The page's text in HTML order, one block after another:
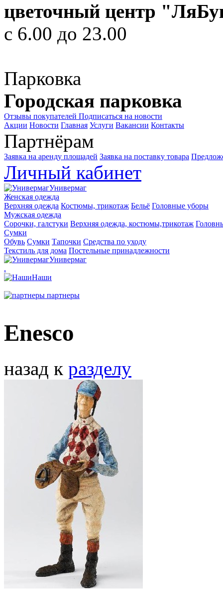
цветочный центр
с 6.00 до 23.00
Парковка
Городская парковка
Отзывы покупателей Подписаться на новости
Акции Новости Главная Услуги Вакансии Контакты
Партнёрам
Заявка на аренду площадей Заявка на поставку товара
Личный кабинет
Универмаг
Женская одежда
Верхняя одежда Костюмы, трикотаж Бельё Головные уборы
Мужская одежда
Сорочки, галстуки Верхняя одежда, костюмы,трикотаж
Сумки
Обувь Сумки Тапочки Средства по уходу
Текстиль для дома Постельные принадлежности
Универмаг
.
Наши
партнеры
Enescо
назад к разделу